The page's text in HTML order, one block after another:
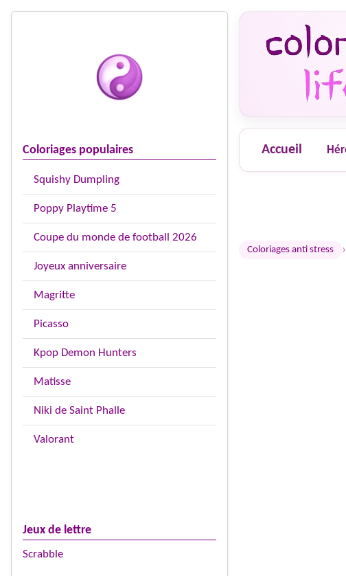
Coloriages populaires
Squishy Dumpling
Poppy Playtime 5
Coupe du monde de football 2026
Joyeux anniversaire
Magritte
Picasso
Kpop Demon Hunters
Matisse
Niki de Saint Phalle
Valorant
Jeux de lettre
Scrabble
Accueil
Coloriages anti stress ›